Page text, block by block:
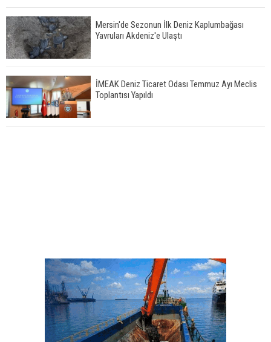
Mersin'de Sezonun İlk Deniz Kaplumbağası
Yavruları Akdeniz'e Ulaştı
İMEAK Deniz Ticaret Odası Temmuz Ayı Meclis
Toplantısı Yapıldı